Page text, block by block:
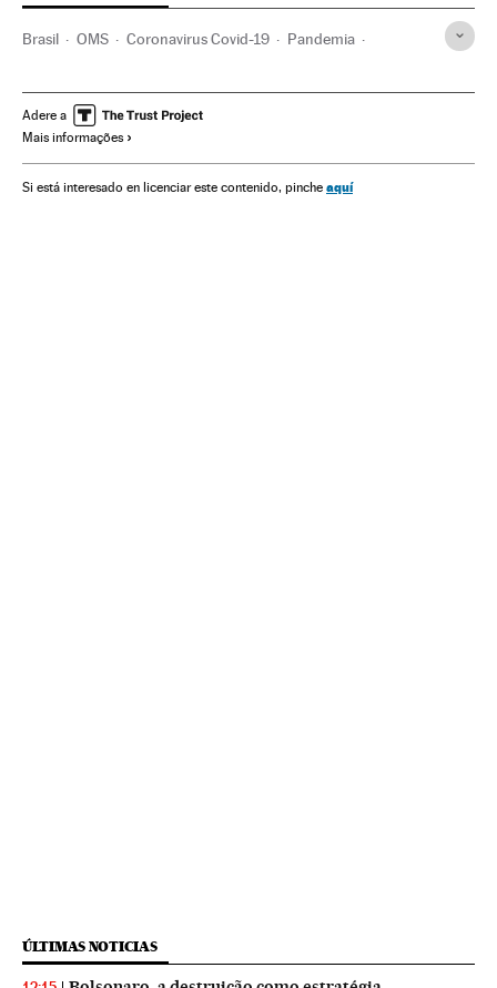
Brasil OMS Coronavirus Covid-19 Pandemia
Ministério Saúde Jair Bolsonaro
Luiz Henrique Mandetta
Militares reserva
Adere a
Mais informações
Si está interesado en licenciar este contenido, pinche aquí
ÚLTIMAS NOTICIAS